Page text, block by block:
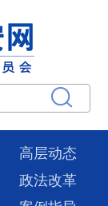
高层动态
政法改革